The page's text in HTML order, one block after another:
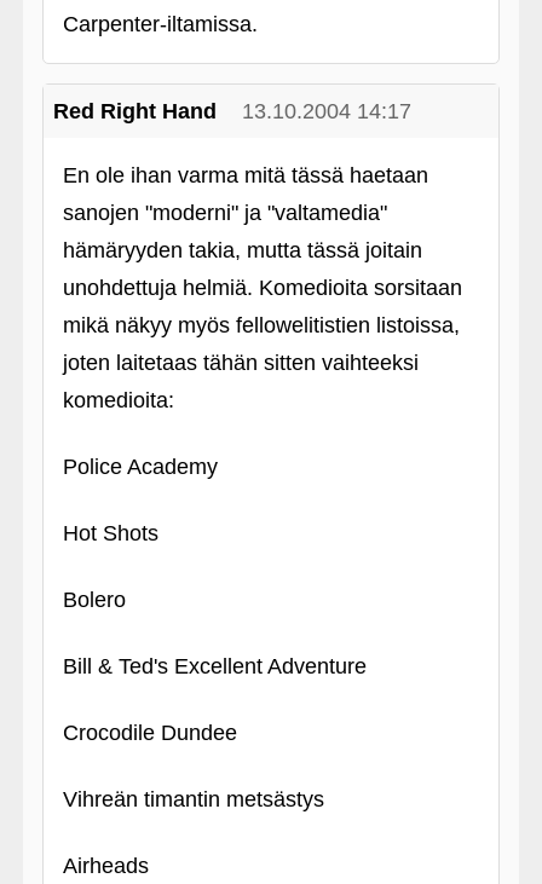
Carpenter-iltamissa.
Red Right Hand 13.10.2004 14:17
En ole ihan varma mitä tässä haetaan
sanojen "moderni" ja "valtamedia"
hämäryyden takia, mutta tässä joitain
unohdettuja helmiä. Komedioita sorsitaan
mikä näkyy myös fellowelitistien listoissa,
joten laitetaas tähän sitten vaihteeksi
komedioita:
Police Academy
Hot Shots
Bolero
Bill & Ted's Excellent Adventure
Crocodile Dundee
Vihreän timantin metsästys
Airheads